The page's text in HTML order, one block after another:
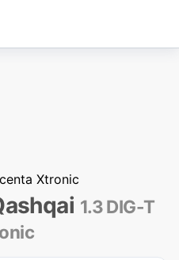
Xtronic
1.3 DIG-T